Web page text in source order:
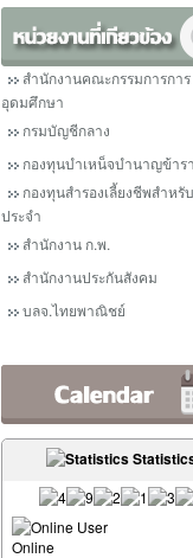
สำนักงานคณะกรรมการการ
อุดมศึกษา
กรมบัญชีกลาง
กองทุนบำเหน็จบำนาญข้าร
กองทุนสำรองเลี้ยงชีพสำหรั
ประจำ
สำนักงาน ก.พ.
สำนักงานประกันสังคม
บลจ.ไทยพาณิชย์
User
Online